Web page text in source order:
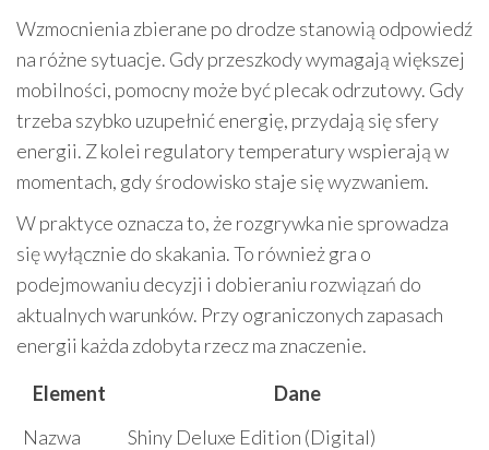
Wzmocnienia zbierane po drodze stanowią odpowiedź
na różne sytuacje. Gdy przeszkody wymagają większej
mobilności, pomocny może być plecak odrzutowy. Gdy
trzeba szybko uzupełnić energię, przydają się sfery
energii. Z kolei regulatory temperatury wspierają w
momentach, gdy środowisko staje się wyzwaniem.
W praktyce oznacza to, że rozgrywka nie sprowadza
się wyłącznie do skakania. To również gra o
podejmowaniu decyzji i dobieraniu rozwiązań do
aktualnych warunków. Przy ograniczonych zapasach
energii każda zdobyta rzecz ma znaczenie.
Element
Dane
Nazwa
Shiny Deluxe Edition (Digital)